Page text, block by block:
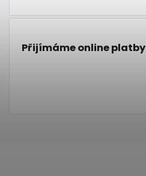
Přijímáme online platby